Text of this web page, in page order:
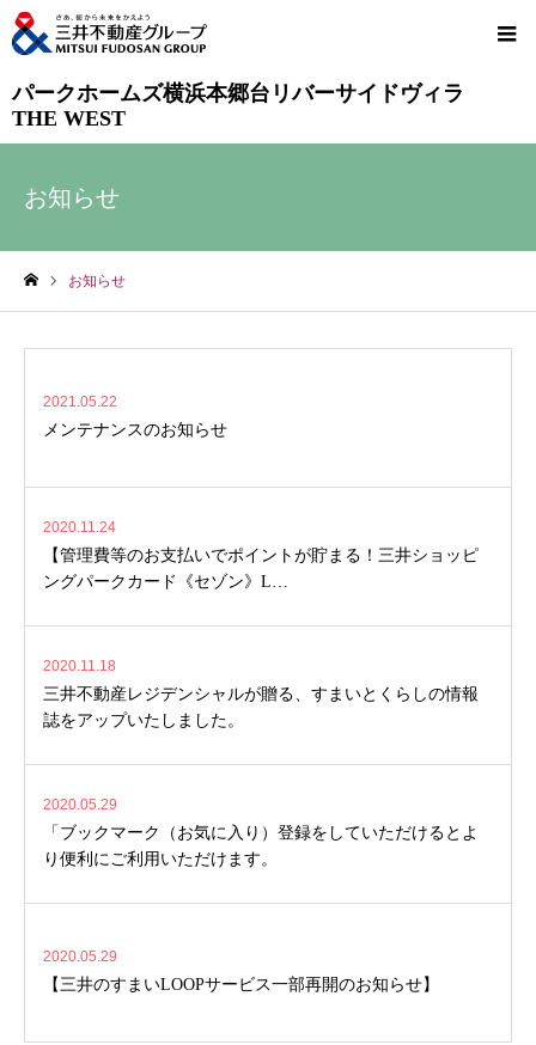
パークホームズ横浜本郷台リバーサイドヴィラ
THE WEST
お知らせ
お知らせ
2021.05.22
メンテナンスのお知らせ
2020.11.24
【管理費等のお支払いでポイントが貯まる！三井ショッピ
ングパークカード《セゾン》L…
2020.11.18
三井不動産レジデンシャルが贈る、すまいとくらしの情報
誌をアップいたしました。
2020.05.29
「ブックマーク（お気に入り）登録をしていただけるとよ
り便利にご利用いただけます。
2020.05.29
【三井のすまいLOOPサービス一部再開のお知らせ】